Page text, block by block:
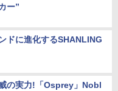
ー”
ドに進化するSHANLING
の実力!「Osprey」Nobl